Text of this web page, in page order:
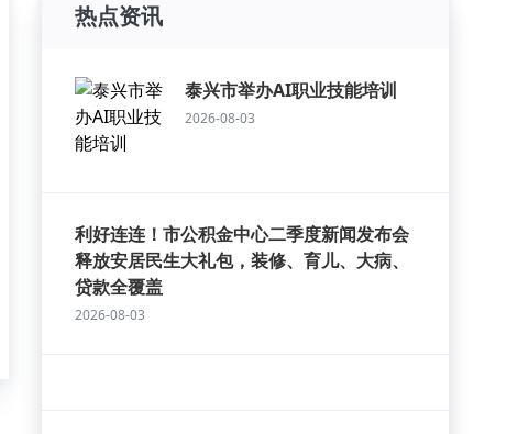
热点资讯
泰兴市举办AI职业技能培训
2026-08-03
利好连连！市公积金中心二季度新闻发布会
释放安居民生大礼包，装修、育儿、大病、
贷款全覆盖
2026-08-03